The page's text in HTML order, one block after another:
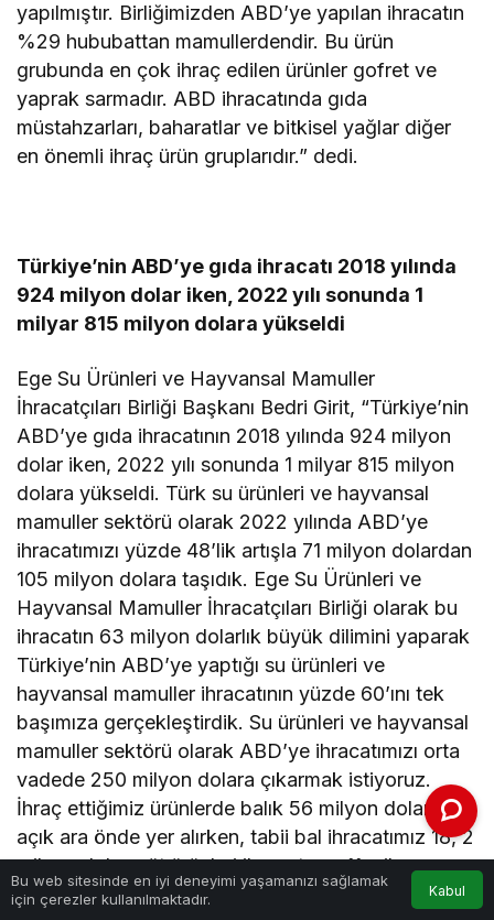
yapılmıştır. Birliğimizden ABD’ye yapılan ihracatın
%29 hububattan mamullerdendir. Bu ürün
grubunda en çok ihraç edilen ürünler gofret ve
yaprak sarmadır. ABD ihracatında gıda
müstahzarları, baharatlar ve bitkisel yağlar diğer
en önemli ihraç ürün gruplarıdır.” dedi.
Türkiye’nin ABD’ye gıda ihracatı 2018 yılında
924 milyon dolar iken, 2022 yılı sonunda 1
milyar 815 milyon dolara yükseldi
Ege Su Ürünleri ve Hayvansal Mamuller
İhracatçıları Birliği Başkanı Bedri Girit, “Türkiye’nin
ABD’ye gıda ihracatının 2018 yılında 924 milyon
dolar iken, 2022 yılı sonunda 1 milyar 815 milyon
dolara yükseldi. Türk su ürünleri ve hayvansal
mamuller sektörü olarak 2022 yılında ABD’ye
ihracatımızı yüzde 48’lik artışla 71 milyon dolardan
105 milyon dolara taşıdık. Ege Su Ürünleri ve
Hayvansal Mamuller İhracatçıları Birliği olarak bu
ihracatın 63 milyon dolarlık büyük dilimini yaparak
Türkiye’nin ABD’ye yaptığı su ürünleri ve
hayvansal mamuller ihracatının yüzde 60’ını tek
başımıza gerçekleştirdik. Su ürünleri ve hayvansal
mamuller sektörü olarak ABD’ye ihracatımızı orta
vadede 250 milyon dolara çıkarmak istiyoruz.
İhraç ettiğimiz ürünlerde balık 56 milyon dolarla
açık ara önde yer alırken, tabii bal ihracatımız 18, 2
milyon dolar, süt ürünleri ihracatımız 11 milyon
dolar ve yumurta ihracatımız 5 milyon dolar
Bu web sitesinde en iyi deneyimi yaşamanızı sağlamak
için çerezler kullanılmaktadır.
Kabul